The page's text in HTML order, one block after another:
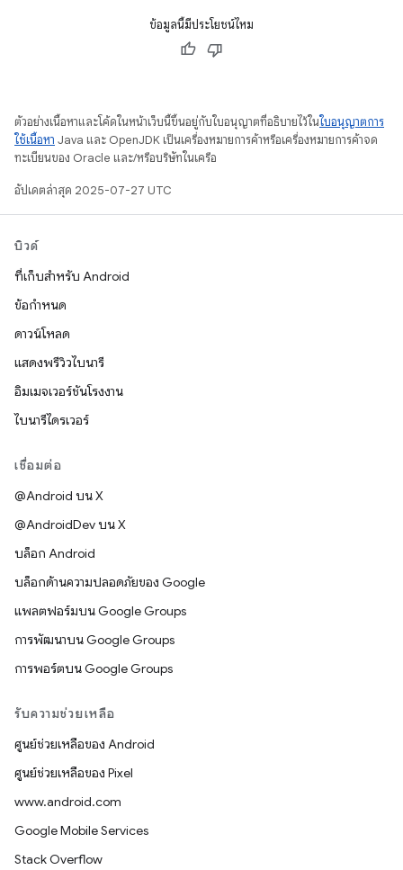
ข้อมูลนี้มีประโยชน์ไหม
ตัวอย่างเนื้อหาและโค้ดในหน้าเว็บนี้ขึ้นอยู่กับใบอนุญาตที่อธิบายไว้ในใบอนุญาตการ
ใช้เนื้อหา Java และ OpenJDK เป็นเครื่องหมายการค้าหรือเครื่องหมายการค้าจด
ทะเบียนของ Oracle และ/หรือบริษัทในเครือ
อัปเดตล่าสุด 2025-07-27 UTC
บิวด์
ที่เก็บสำหรับ Android
ข้อกำหนด
ดาวน์โหลด
แสดงพรีวิวไบนารี
อิมเมจเวอร์ชันโรงงาน
ไบนารีไดรเวอร์
เชื่อมต่อ
@Android บน X
@AndroidDev บน X
บล็อก Android
บล็อกด้านความปลอดภัยของ Google
แพลตฟอร์มบน Google Groups
การพัฒนาบน Google Groups
การพอร์ตบน Google Groups
รับความช่วยเหลือ
ศูนย์ช่วยเหลือของ Android
ศูนย์ช่วยเหลือของ Pixel
www.android.com
Google Mobile Services
Stack Overflow